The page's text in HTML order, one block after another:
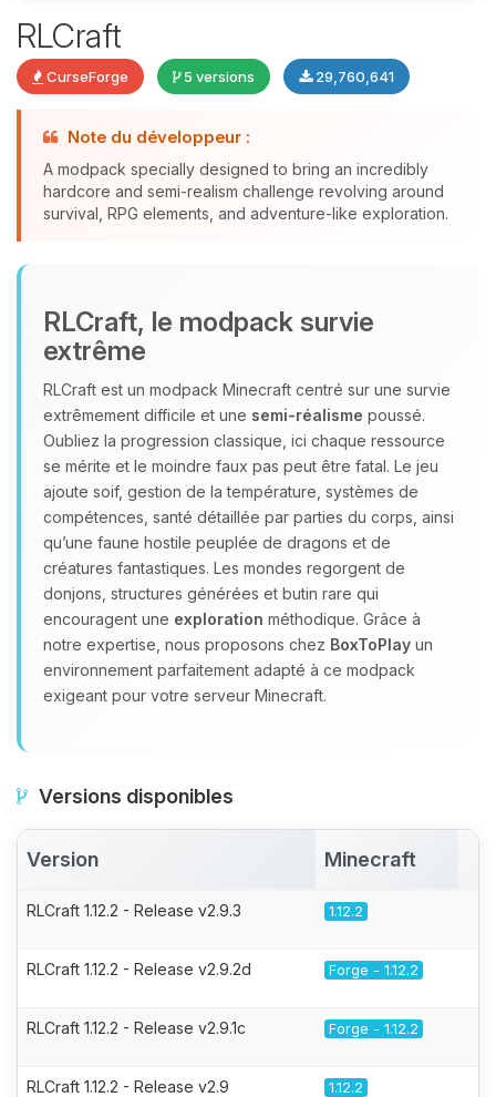
RLCraft
CurseForge 5 versions 29,760,641
Note du développeur :
A modpack specially designed to bring an incredibly
hardcore and semi-realism challenge revolving around
survival, RPG elements, and adventure-like exploration.
RLCraft, le modpack survie
extrême
RLCraft est un modpack Minecraft centré sur une survie
extrêmement difficile et une semi‑réalisme poussé.
Oubliez la progression classique, ici chaque ressource
se mérite et le moindre faux pas peut être fatal. Le jeu
ajoute soif, gestion de la température, systèmes de
compétences, santé détaillée par parties du corps, ainsi
qu’une faune hostile peuplée de dragons et de
créatures fantastiques. Les mondes regorgent de
donjons, structures générées et butin rare qui
encouragent une exploration méthodique. Grâce à
notre expertise, nous proposons chez BoxToPlay un
environnement parfaitement adapté à ce modpack
exigeant pour votre serveur Minecraft.
Versions disponibles
Version Minecraft
RLCraft 1.12.2 - Release v2.9.3 1.12.2
RLCraft 1.12.2 - Release v2.9.2d Forge - 1.12.2
RLCraft 1.12.2 - Release v2.9.1c Forge - 1.12.2
RLCraft 1.12.2 - Release v2.9 1.12.2
Youpi, enfin quelqu’un pour me
parler ! Moi c’est Choupy, ton petit
07/08/2026 à 20:04